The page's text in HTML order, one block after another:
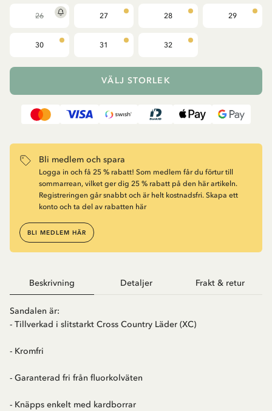
26 27 28 29
30 31 32
VÄLJ STORLEK
Bli medlem och spara
Logga in och få 25 % rabatt! Som medlem får du förtur till
sommarrean, vilket ger dig 25 % rabatt på den här artikeln.
Registreringen går snabbt och är helt kostnadsfri. Skapa ett
konto och ta del av rabatten här
BLI MEDLEM HÄR
Beskrivning Detaljer Frakt & retur
Sandalen är:
- Tillverkad i slitstarkt Cross Country Läder (XC)
- Kromfri
- Garanterad fri från fluorkolväten
- Knäpps enkelt med kardborrar